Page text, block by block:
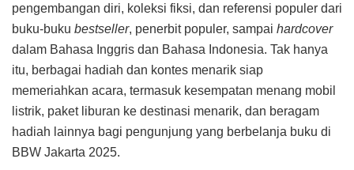
pengembangan diri, koleksi fiksi, dan referensi populer dari
buku-buku bestseller, penerbit populer, sampai hardcover
dalam Bahasa Inggris dan Bahasa Indonesia. Tak hanya
itu, berbagai hadiah dan kontes menarik siap
memeriahkan acara, termasuk kesempatan menang mobil
listrik, paket liburan ke destinasi menarik, dan beragam
hadiah lainnya bagi pengunjung yang berbelanja buku di
BBW Jakarta 2025.